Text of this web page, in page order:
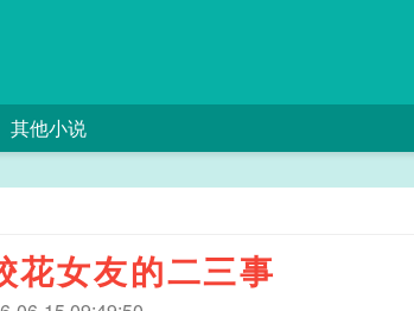
其他小说
花女友的二三事